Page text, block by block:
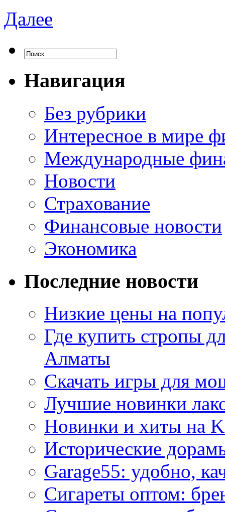
Далее
Навигация
Без рубрики
Интересное в мире
Международные
Новости
Страхование
Финансовые новости
Экономика
Последние новости
Низкие цены на
Где купить стропы
Алматы
Скачать игры для
Лучшие новинки
Новинки и хиты на
Исторические
Garage55: удобно,
Сигареты оптом: